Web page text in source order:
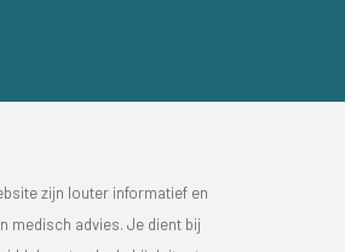
zijn louter informatief en
medisch advies. Je dient bij